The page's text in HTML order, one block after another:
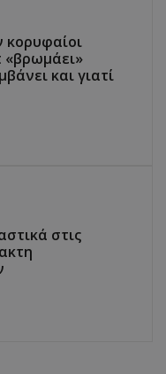
κορυφαίοι
«βρωμάει»
και γιατί
στις